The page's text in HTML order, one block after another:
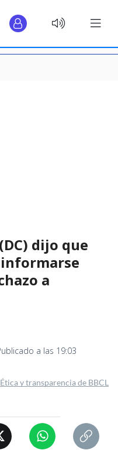
dijo que
a
a las 19:03
Ética y transparencia de BBCL